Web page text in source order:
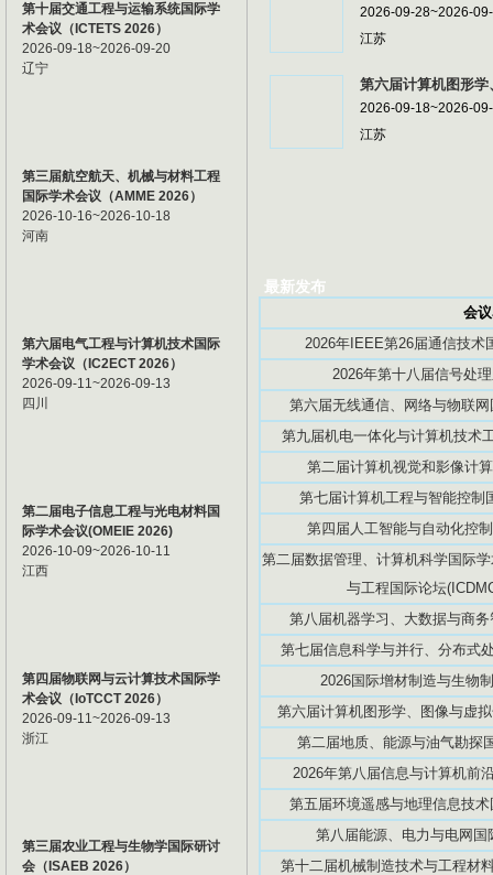
第十届交通工程与运输系统国际学
术会议（ICTETS 2026）
2026-09-18~2026-09-20
辽宁
第三届航空航天、机械与材料工程
国际学术会议（AMME 2026）
2026-10-16~2026-10-18
河南
第六届电气工程与计算机技术国际
学术会议（IC2ECT 2026）
2026-09-11~2026-09-13
四川
第二届电子信息工程与光电材料国
际学术会议(OMEIE 2026)
2026-10-09~2026-10-11
江西
第四届物联网与云计算技术国际学
术会议（IoTCCT 2026）
2026-09-11~2026-09-13
浙江
第三届农业工程与生物学国际研讨
会（ISAEB 2026）
2026-09-28~2026-
江苏
第六届计算机图形
2026-09-18~2026-
江苏
最新发布
会
2026年IEEE第26届通信技术
2026年第十八届信号处
第六届无线通信、网络与物联
第九届机电一体化与计算机技术
第二届计算机视觉和影像计
第七届计算机工程与智能控制
第四届人工智能与自动化控
第二届数据管理、计算机科学国际
与工程国际论坛
第八届机器学习、大数据与商
第七届信息科学与并行、分布式
2026国际增材制造与生物
第六届计算机图形学、图像与虚
第二届地质、能源与油气勘探
2026年第八届信息与计算机前
第五届环境遥感与地理信息技
第八届能源、电力与电网
第十二届机械制造技术与工程材